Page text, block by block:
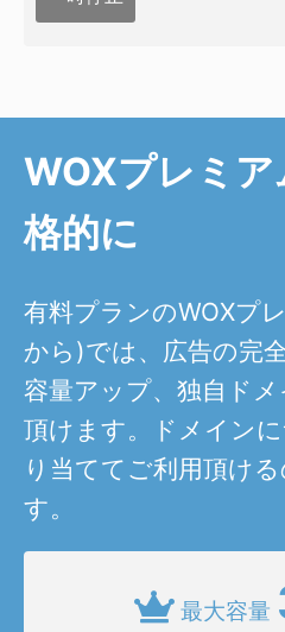
WOXプレミ
格的に
有料プランのWOXプ
から)では、広告の完
容量アップ、独自ド
頂けます。ドメイン
り当ててご利用頂け
す。
最大容量